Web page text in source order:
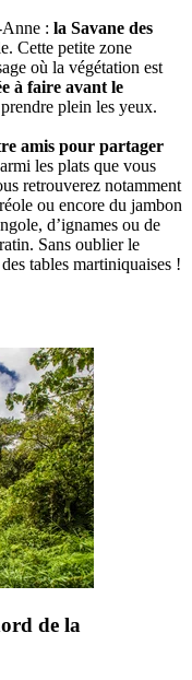
Anne : la Savane des
Cette petite zone
où la végétation est
à faire avant le
plein les yeux.
amis pour partager
les plats que vous
retrouverez notamment
ou encore du jambon
d’ignames ou de
Sans oublier le
tables martiniquaises !
de la